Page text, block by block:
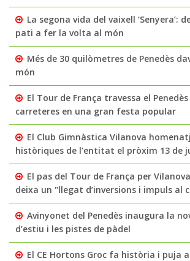
La segona vida del vaixell ‘Senyera’:
pati a fer la volta al món
Més de 30 quilòmetres de Penedès
món
El Tour de França travessa el
carreteres en una gran festa popular
El Club Gimnàstica Vilanova
històriques de l’entitat el pròxim 13 de
El pas del Tour de França per
deixa un "llegat d’inversions i impuls al
Avinyonet del Penedès inaugura la
d’estiu i les pistes de pàdel
El CE Hortons Groc fa història i puja